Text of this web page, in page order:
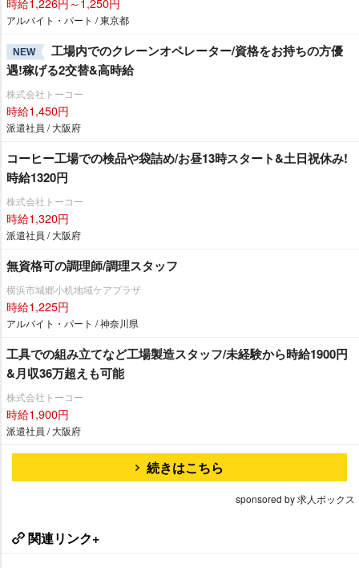
アルバイト・パート / 東京都
NEW
工場内でのクレーンオペレーター/資格をお持ちの方優
遇!稼げる2交替&高時給
株式会社トーコー
時給1,450円
派遣社員 / 大阪府
コーヒー工場での検品や袋詰め/お昼13時スタート&土日祝休み!
時給1320円
株式会社トーコー
時給1,320円
派遣社員 / 大阪府
無資格可の調理師/調理スタッフ
横浜市城郷小机地域ケアプラザ
時給1,225円
アルバイト・パート / 神奈川県
工具での組み立てなど工場製造スタッフ/未経験から時給1900円
&月収36万超えも可能
株式会社トーコー
時給1,900円
派遣社員 / 大阪府
続きはこちら
sponsored by 求人ボックス
関連リンク+